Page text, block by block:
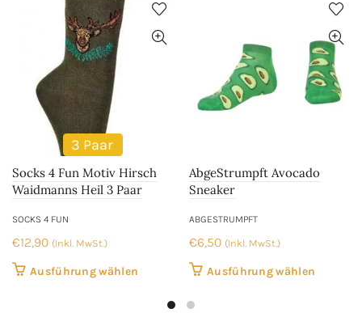
3 Paar
Socks 4 Fun Motiv Hirsch
Waidmanns Heil 3 Paar
SOCKS 4 FUN
€12,90 (Inkl. MwSt.)
Ausführung wählen
weist
AbgeStrumpft Avocado
Sneaker
ABGESTRUMPFT
€6,50 (Inkl. MwSt.)
Ausführung wählen